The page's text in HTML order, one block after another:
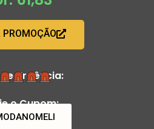
PROMOÇÃO
Urgência:
o Cupom: